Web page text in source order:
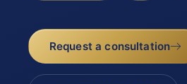
Request a consultation